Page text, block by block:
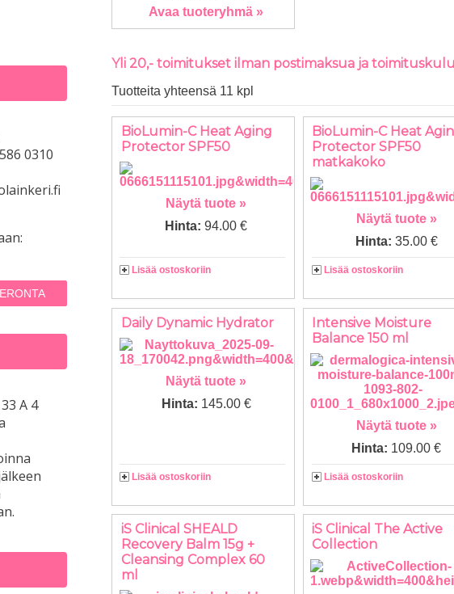
Avaa tuoteryhmä »
Yli 20,- toimitukset ilman postimaksua ja
Tuotteita yhteensä 11 kpl
BioLumin-C Heat Aging
Protector SPF50
Näytä tuote »
Hinta:94.00 €
Lisää ostoskoriin
BioLumin-C Heat
Protector SPF50
matkakoko
Näytä tuote »
Hinta: 35.00 €
Lisää ostoskoriin
Daily Dynamic Hydrator
Näytä tuote »
Hinta: 145.00 €
Lisää ostoskoriin
Intensive Moisture
Balance 150 ml
Näytä tuote »
Hinta: 109.00 €
Lisää ostoskoriin
iS Clinical SHEALD
Recovery Balm 15g +
Cleansing Complex 60
ml
iS Clinical The Active
Collection
0310
A 4